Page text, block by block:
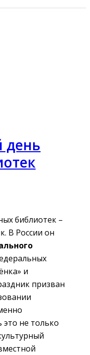
день
библиотек –
В России он
и
призван
не только